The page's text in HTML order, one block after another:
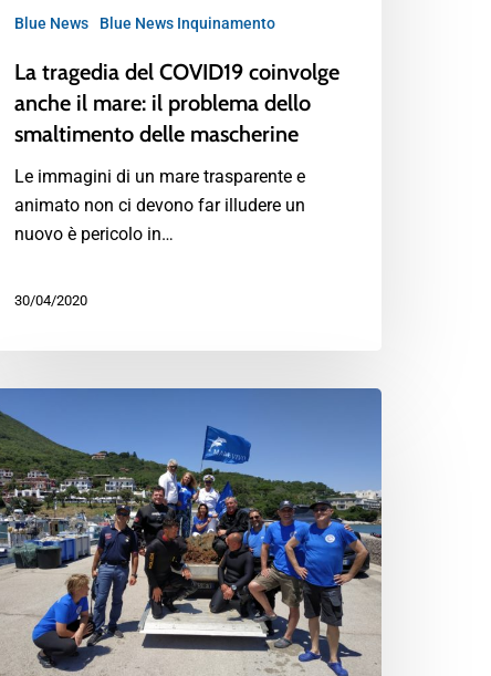
Blue News Blue News Inquinamento
La tragedia del COVID19 coinvolge
anche il mare: il problema dello
smaltimento delle mascherine
Le immagini di un mare trasparente e
animato non ci devono far illudere un
nuovo è pericolo in…
30/04/2020